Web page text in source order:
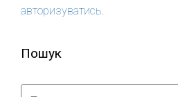
авторизуватись.
Пошук